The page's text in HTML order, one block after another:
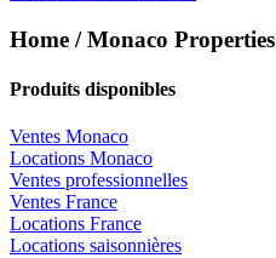
Home / Monaco Properties
Produits disponibles
Ventes Monaco
Locations Monaco
Ventes professionnelles
Ventes France
Locations France
Locations saisonnières